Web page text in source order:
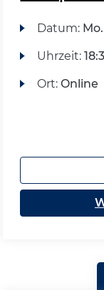
Datum: Mo.
Uhrzeit:
Ort: Online